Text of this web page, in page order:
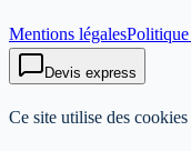
Mentions légales
Devis express
Ce site utilise des cookies